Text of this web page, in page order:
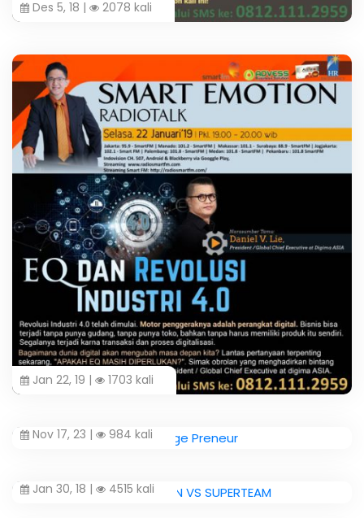
Des 5, 18 | 2078 kali
Jan 22, 19 | 1703 kali
Nov 17, 23 | 984 kali
Jan 30, 18 | 4515 kali